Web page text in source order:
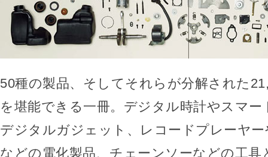
50種の製品、そしてそれらが分解された
を堪能できる一冊。デジタル時計やスマ
デジタルガジェット、レコードプレーヤ
などの電化製品、チェーンソーなどの工具